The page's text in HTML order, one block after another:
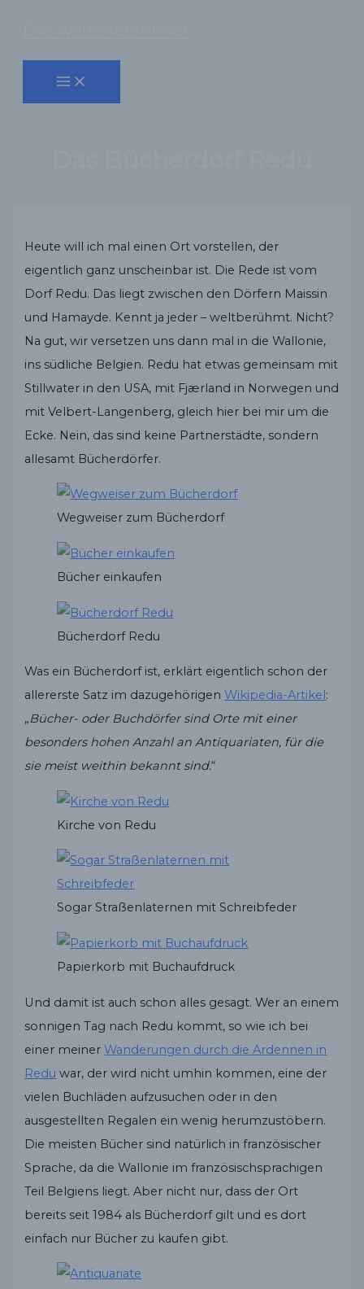
springen
Heute will ich mal einen Ort vorstellen, der
eigentlich ganz unscheinbar ist. Die Rede ist vom
Dorf Redu. Das liegt zwischen den Dörfern Maissin
und Hamayde. Kennt ja jeder – weltberühmt. Nicht?
Na gut, wir versetzen uns dann mal in die Wallonie,
ins südliche Belgien. Redu hat etwas gemeinsam mit
Stillwater in den USA, mit Fjærland in Norwegen und
mit Velbert-Langenberg, gleich hier bei mir um die
Ecke. Nein, das sind keine Partnerstädte, sondern
allesamt Bücherdörfer.
Wegweiser zum Bücherdorf
Bücher einkaufen
Bücherdorf Redu
Was ein Bücherdorf ist, erklärt eigentlich schon der
allererste Satz im dazugehörigenWikipedia-Artikel:
„Bücher- oder Buchdörfer sind Orte mit einer
besonders hohen Anzahl an Antiquariaten, für die
sie meist weithin bekannt sind.“
Kirche von Redu
Sogar Straßenlaternen mit Schreibfeder
Papierkorb mit Buchaufdruck
Und damit ist auch schon alles gesagt. Wer an einem
sonnigen Tag nach Redu kommt, so wie ich bei
einer meinerWanderungen durch die Ardennen in
Redu war, der wird nicht umhin kommen, eine der
vielen Buchläden aufzusuchen oder in den
ausgestellten Regalen ein wenig herumzustöbern.
Die meisten Bücher sind natürlich in französischer
Sprache, da die Wallonie im französischsprachigen
Teil Belgiens liegt. Aber nicht nur, dass der Ort
bereits seit 1984 als Bücherdorf gilt und es dort
einfach nur Bücher zu kaufen gibt.